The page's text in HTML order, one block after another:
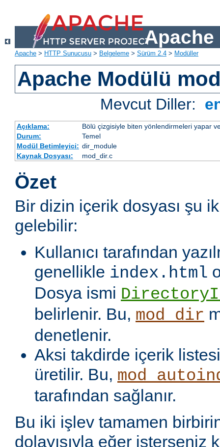
Apache
Apache > HTTP Sunucusu > Belgeleme > Sürüm 2.4 > Modüller
Apache Modülü
Mevcut Diller:
Açıklama:
Bölü çizgisiyle biten yönlendirmeleri yapar
Durum:
Temel
Modül Betimleyici: dir_module
Kaynak Dosyası:
mod_dir.c
Özet
Bir dizin içerik dosyası şu
gelebilir:
Kullanıcı tarafından
genellikle index.html
Dosya ismi
belirlenir. Bu, mod_dir
denetlenir.
Aksi takdirde içerik
üretilir. Bu,
tarafından sağlanır.
Bu iki işlev tamamen
dolayısıyla eğer isterseniz